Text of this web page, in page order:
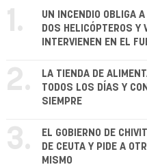
1.
UN INCENDIO OBLIGA
DOS HELICÓPTEROS Y
INTERVIENEN EN EL
2.
LA TIENDA DE
TODOS LOS DÍAS Y
SIEMPRE
3.
EL GOBIERNO DE
DE CEUTA Y PIDE A
MISMO